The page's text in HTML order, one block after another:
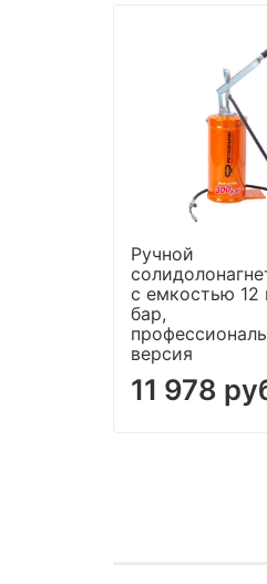
Ручной
с емкостью 12
бар,
версия
11 978